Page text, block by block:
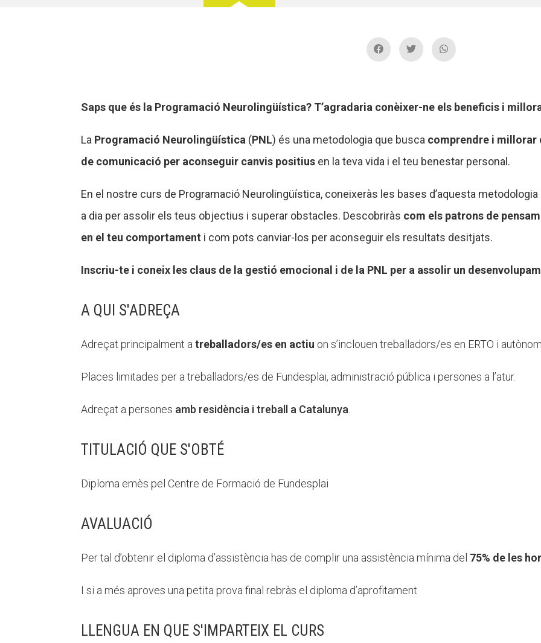
Saps que és la Programació Neurolingüística? T’agradaria conèixer-ne els beneficis i
La Programació Neurolingüística (PNL) és una metodologia que busca comprendre i millorar
de comunicació per aconseguir canvis positius en la teva vida i el teu benestar personal.
En el nostre curs de Programació Neurolingüística, coneixeràs les bases d’aquesta
a dia per assolir els teus objectius i superar obstacles. Descobriràs com els patrons de
en el teu comportament i com pots canviar-los per aconseguir els resultats desitjats.
Inscriu-te i coneix les claus de la gestió emocional i de la PNL per a assolir un
A QUI S'ADREÇA
Adreçat principalment atreballadors/es en actiu on s’inclouen treballadors/es en ERTO i
Places limitades per a treballadors/es de Fundesplai, administració pública i persones a l’atur.
Adreçat a persones amb residència i treball a Catalunya
TITULACIÓ QUE S'OBTÉ
Diploma emès pel Centre de Formació de Fundesplai
AVALUACIÓ
Per tal d’obtenir el diploma d’assistència has de complir una assistència mínima del 75% de les
I si a més aproves una petita prova final rebràs el diploma d’aprofitament
LLENGUA EN QUE S'IMPARTEIX EL CURS